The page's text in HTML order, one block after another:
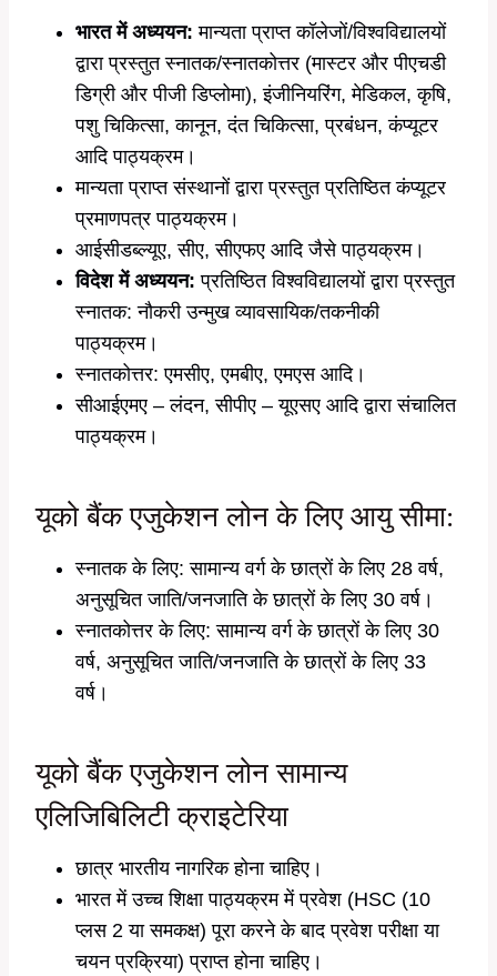
भारत में अध्ययन: मान्यता प्राप्त कॉलेजों/विश्वविद्यालयों
द्वारा प्रस्तुत स्नातक/स्नातकोत्तर (मास्टर और पीएचडी
डिग्री और पीजी डिप्लोमा), इंजीनियरिंग, मेडिकल, कृषि,
पशु चिकित्सा, कानून, दंत चिकित्सा, प्रबंधन, कंप्यूटर
आदि पाठ्यक्रम।
मान्यता प्राप्त संस्थानों द्वारा प्रस्तुत प्रतिष्ठित कंप्यूटर
प्रमाणपत्र पाठ्यक्रम।
आईसीडब्ल्यूए, सीए, सीएफए आदि जैसे पाठ्यक्रम।
विदेश में अध्ययन: प्रतिष्ठित विश्वविद्यालयों द्वारा प्रस्तुत
स्नातक: नौकरी उन्मुख व्यावसायिक/तकनीकी
पाठ्यक्रम।
स्नातकोत्तर: एमसीए, एमबीए, एमएस आदि।
सीआईएमए – लंदन, सीपीए – यूएसए आदि द्वारा संचालित
पाठ्यक्रम।
यूको बैंक एजुकेशन लोन के लिए आयु सीमा:
स्नातक के लिए: सामान्य वर्ग के छात्रों के लिए 28 वर्ष,
अनुसूचित जाति/जनजाति के छात्रों के लिए 30 वर्ष।
स्नातकोत्तर के लिए: सामान्य वर्ग के छात्रों के लिए 30
वर्ष, अनुसूचित जाति/जनजाति के छात्रों के लिए 33
वर्ष।
यूको बैंक एजुकेशन लोन सामान्य
एलिजिबिलिटी क्राइटेरिया
छात्र भारतीय नागरिक होना चाहिए।
भारत में उच्च शिक्षा पाठ्यक्रम में प्रवेश (HSC (10
प्लस 2 या समकक्ष) पूरा करने के बाद प्रवेश परीक्षा या
चयन प्रक्रिया) प्राप्त होना चाहिए।